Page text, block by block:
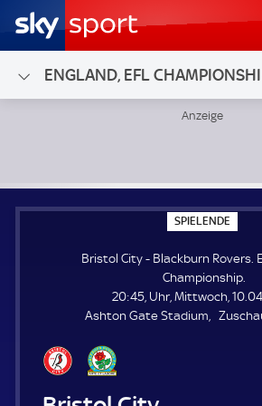
ENGLAND, EFL
SPIELENDE
P
E
L
E
N
E
Bristol City - Blackburn Rovers.
Championship.
20:45, Uhr, Mittwoch,
Ashton Gate Stadium